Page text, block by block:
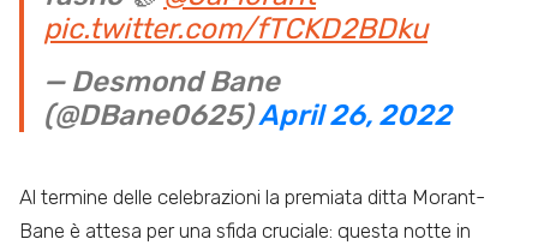
pic.twitter.com/fTCKD2BDku
— Desmond Bane
(@DBane0625)April 26, 2022
Al termine delle celebrazioni la premiata ditta Morant-
Bane è attesa per una sfida cruciale: questa notte in